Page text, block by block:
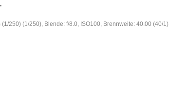
250) (1/250), Blende: f/8.0, ISO100, Brennweite: 40.00 (40/1)